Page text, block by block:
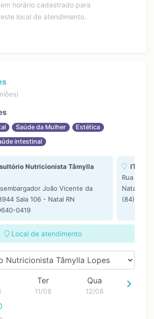
horário cadastrado para
este local de atendimento.
Saúde da Mulher
Estética
intestinal
Nutricionista Tâmylla
João Vicente da
Sala 106 - Natal RN
0419
ITC -
Rua Dr.
Natal RN
(84)
Local de atendimento
Ter
11/08
Qua
12/08